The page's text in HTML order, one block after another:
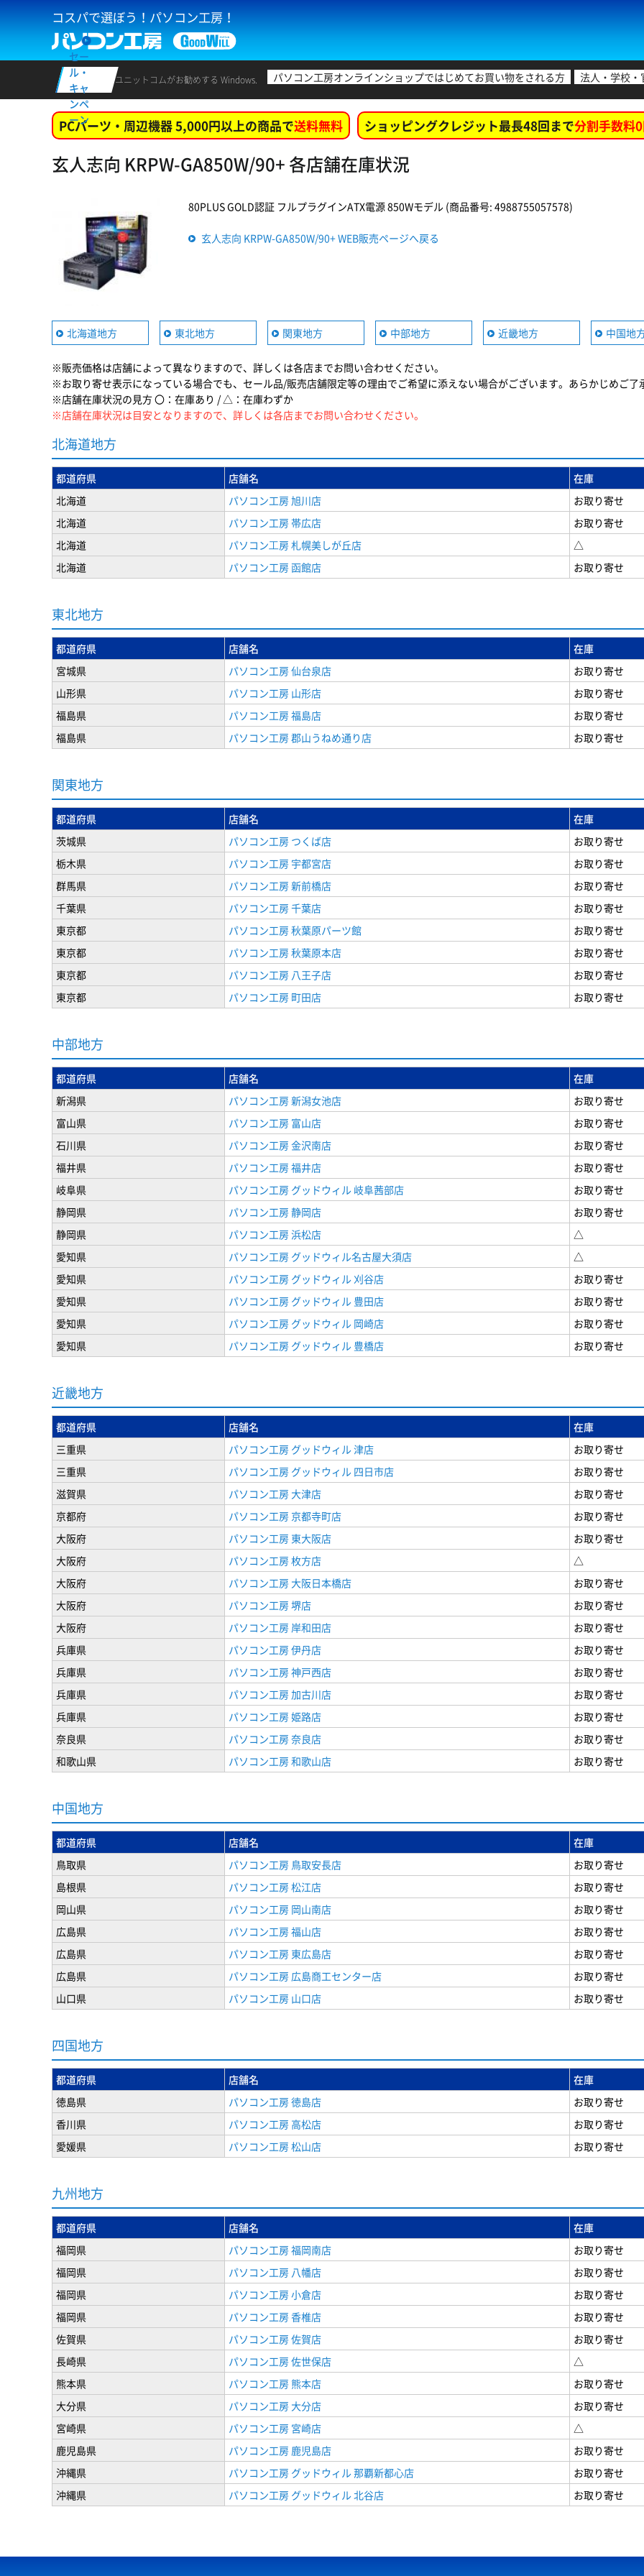
コスパで選ぼう！パソコン工房！
セー
ル・
キャ
ンペ
ーン
ユニットコムがお勧めする Windows. パソコン工房オンラインショップではじめてお買い物をされる方 法人・学校
PCパーツ・周辺機器 5,000円以上の商品で送料無料 ショッピングクレジット最長48回まで分割手数料
玄人志向 KRPW-GA850W/90+ 各店舗在庫状況
80PLUS GOLD認証 フルプラグインATX電源 850Wモデル (商品番号: 4988755057578)
玄人志向 KRPW-GA850W/90+ WEB販売ページへ戻る
北海道地方 東北地方 関東地方 中部地方 近畿地方 中国地
※販売価格は店舗によって異なりますので、詳しくは各店までお問い合わせください。
※お取り寄せ表示になっている場合でも、セール品/販売店舗限定等の理由でご希望に添えない場合がございます。あらかじめご了
※店舗在庫状況の見方 〇：在庫あり / △：在庫わずか
※店舗在庫状況は目安となりますので、詳しくは各店までお問い合わせください。
北海道地方
都道府県 店舗名
在庫
北海道
パソコン工房 旭川店
お取り寄せ
北海道
パソコン工房 帯広店
お取り寄せ
北海道
パソコン⼯房 札幌美しが丘店
△
北海道
パソコン工房 函館店 お取り寄せ
東北地方
都道府県 店舗名
在庫
宮城県
パソコン工房 仙台泉店
お取り寄せ
山形県
パソコン工房 山形店
お取り寄せ
福島県
パソコン工房 福島店
お取り寄せ
福島県
パソコン工房 郡山うねめ通り店 お取り寄せ
関東地方
都道府県 店舗名
在庫
茨城県
パソコン工房 つくば店
お取り寄せ
栃木県
パソコン工房 宇都宮店
お取り寄せ
群馬県
パソコン工房 新前橋店
お取り寄せ
千葉県
パソコン工房 千葉店
お取り寄せ
東京都
パソコン工房 秋葉原パーツ館
お取り寄せ
東京都
パソコン工房 秋葉原本店
お取り寄せ
東京都
パソコン工房 八王子店
お取り寄せ
東京都
パソコン工房 町田店 お取り寄せ
中部地方
都道府県 店舗名
在庫
新潟県
パソコン工房 新潟女池店
お取り寄せ
富山県
パソコン工房 富山店
お取り寄せ
石川県
パソコン工房 金沢南店
お取り寄せ
福井県
パソコン工房 福井店
お取り寄せ
岐阜県
パソコン工房 グッドウィル 岐阜茜部店
お取り寄せ
静岡県
パソコン工房 静岡店
お取り寄せ
静岡県
パソコン工房 浜松店
△
愛知県
パソコン工房 グッドウィル名古屋大須店
△
愛知県
パソコン工房 グッドウィル 刈谷店
お取り寄せ
愛知県
パソコン工房 グッドウィル 豊田店
お取り寄せ
愛知県
パソコン工房 グッドウィル 岡崎店
お取り寄せ
愛知県
パソコン工房 グッドウィル 豊橋店 お取り寄せ
近畿地方
都道府県 店舗名
在庫
三重県
パソコン工房 グッドウィル 津店
お取り寄せ
三重県
パソコン工房 グッドウィル 四日市店
お取り寄せ
滋賀県
パソコン工房 大津店
お取り寄せ
京都府
パソコン工房 京都寺町店
お取り寄せ
大阪府
パソコン工房 東大阪店
お取り寄せ
大阪府
パソコン工房 枚方店
△
大阪府
パソコン工房 大阪日本橋店
お取り寄せ
大阪府
パソコン工房 堺店
お取り寄せ
大阪府
パソコン工房 岸和田店
お取り寄せ
兵庫県
パソコン工房 伊丹店
お取り寄せ
兵庫県
パソコン工房 神戸西店
お取り寄せ
兵庫県
パソコン工房 加古川店
お取り寄せ
兵庫県
パソコン工房 姫路店
お取り寄せ
奈良県
パソコン工房 奈良店
お取り寄せ
和歌山県
パソコン工房 和歌山店 お取り寄せ
中国地方
都道府県 店舗名
在庫
鳥取県
パソコン工房 鳥取安長店
お取り寄せ
島根県
パソコン工房 松江店
お取り寄せ
岡山県
パソコン工房 岡山南店
お取り寄せ
広島県
パソコン工房 福山店
お取り寄せ
広島県
パソコン工房 東広島店
お取り寄せ
広島県
パソコン工房 広島商工センター店
お取り寄せ
山口県
パソコン工房 山口店 お取り寄せ
四国地方
都道府県 店舗名
在庫
徳島県
パソコン工房 徳島店
お取り寄せ
香川県
パソコン工房 高松店
お取り寄せ
愛媛県
パソコン工房 松山店 お取り寄せ
九州地方
都道府県 店舗名
在庫
福岡県
パソコン工房 福岡南店
お取り寄せ
福岡県
パソコン工房 八幡店
お取り寄せ
福岡県
パソコン工房 小倉店
お取り寄せ
福岡県
パソコン工房 香椎店
お取り寄せ
佐賀県
パソコン工房 佐賀店
お取り寄せ
長崎県
パソコン工房 佐世保店
△
熊本県
パソコン工房 熊本店
お取り寄せ
大分県
パソコン工房 大分店
お取り寄せ
宮崎県
パソコン工房 宮崎店
△
鹿児島県
パソコン工房 鹿児島店
お取り寄せ
沖縄県
パソコン工房 グッドウィル 那覇新都心店
お取り寄せ
沖縄県
パソコン工房 グッドウィル 北谷店 お取り寄せ